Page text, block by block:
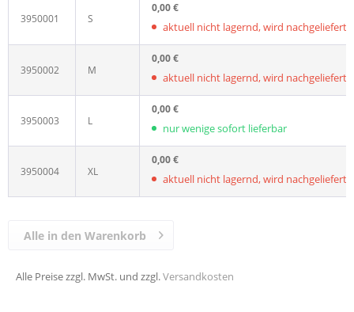
3950001 S
0,00 €
aktuell nicht lagernd, wird nachgeliefert,
3950002 M
0,00 €
aktuell nicht lagernd, wird nachgeliefert,
3950003 L
0,00 €
nur wenige sofort lieferbar
3950004 XL
0,00 €
aktuell nicht lagernd, wird nachgeliefert,
Alle Preise zzgl. MwSt. und zzgl.Versandkosten
Alle in den Warenkorb